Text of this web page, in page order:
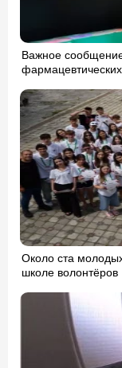
Важное
фармацевтических
Около ста
школе волонтёров